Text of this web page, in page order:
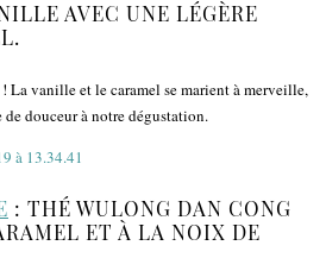
AVEC UNE LÉGÈRE
La vanille et le caramel se marient à merveille,
douceur à notre dégustation.
: THÉ WULONG DAN CONG
ET À LA NOIX DE